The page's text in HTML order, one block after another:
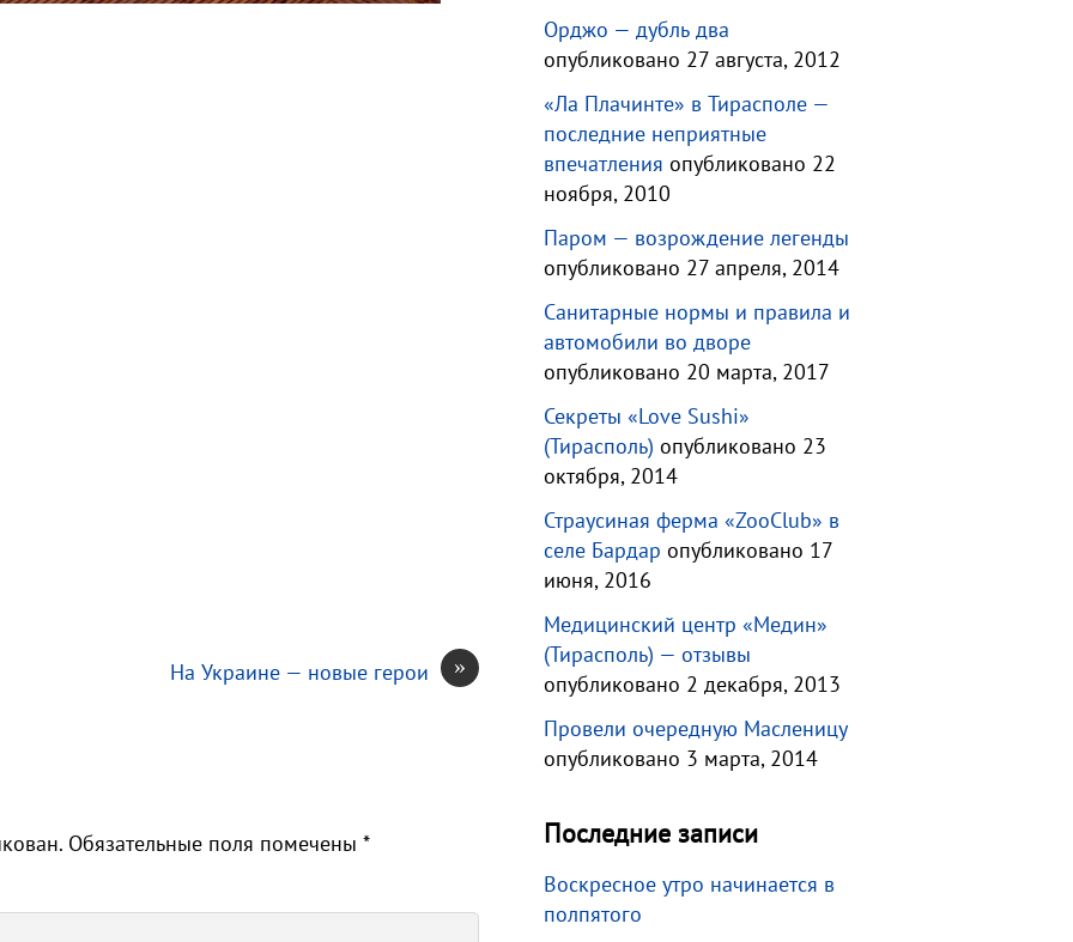
»
На Украине — новые герои
Обязательные поля помечены *
Орджо — дубль два
опубликовано 27 августа, 2012
«Ла Плачинте» в Тирасполе —
последние неприятные
впечатления опубликовано 22
ноября, 2010
Паром — возрождение легенды
опубликовано 27 апреля, 2014
Санитарные нормы и правила и
автомобили во дворе
опубликовано 20 марта, 2017
Секреты «Love Sushi»
(Тирасполь) опубликовано 23
октября, 2014
Страусиная ферма «ZooClub» в
селе Бардар опубликовано 17
июня, 2016
Медицинский центр «Медин»
(Тирасполь) — отзывы
опубликовано 2 декабря, 2013
Провели очередную Масленицу
опубликовано 3 марта, 2014
Последние записи
Воскресное утро начинается в
полпятого